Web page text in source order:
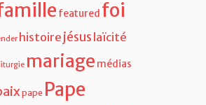
featured foi
histoire jésus laïcité
liturgie mariage médias
pape Pape